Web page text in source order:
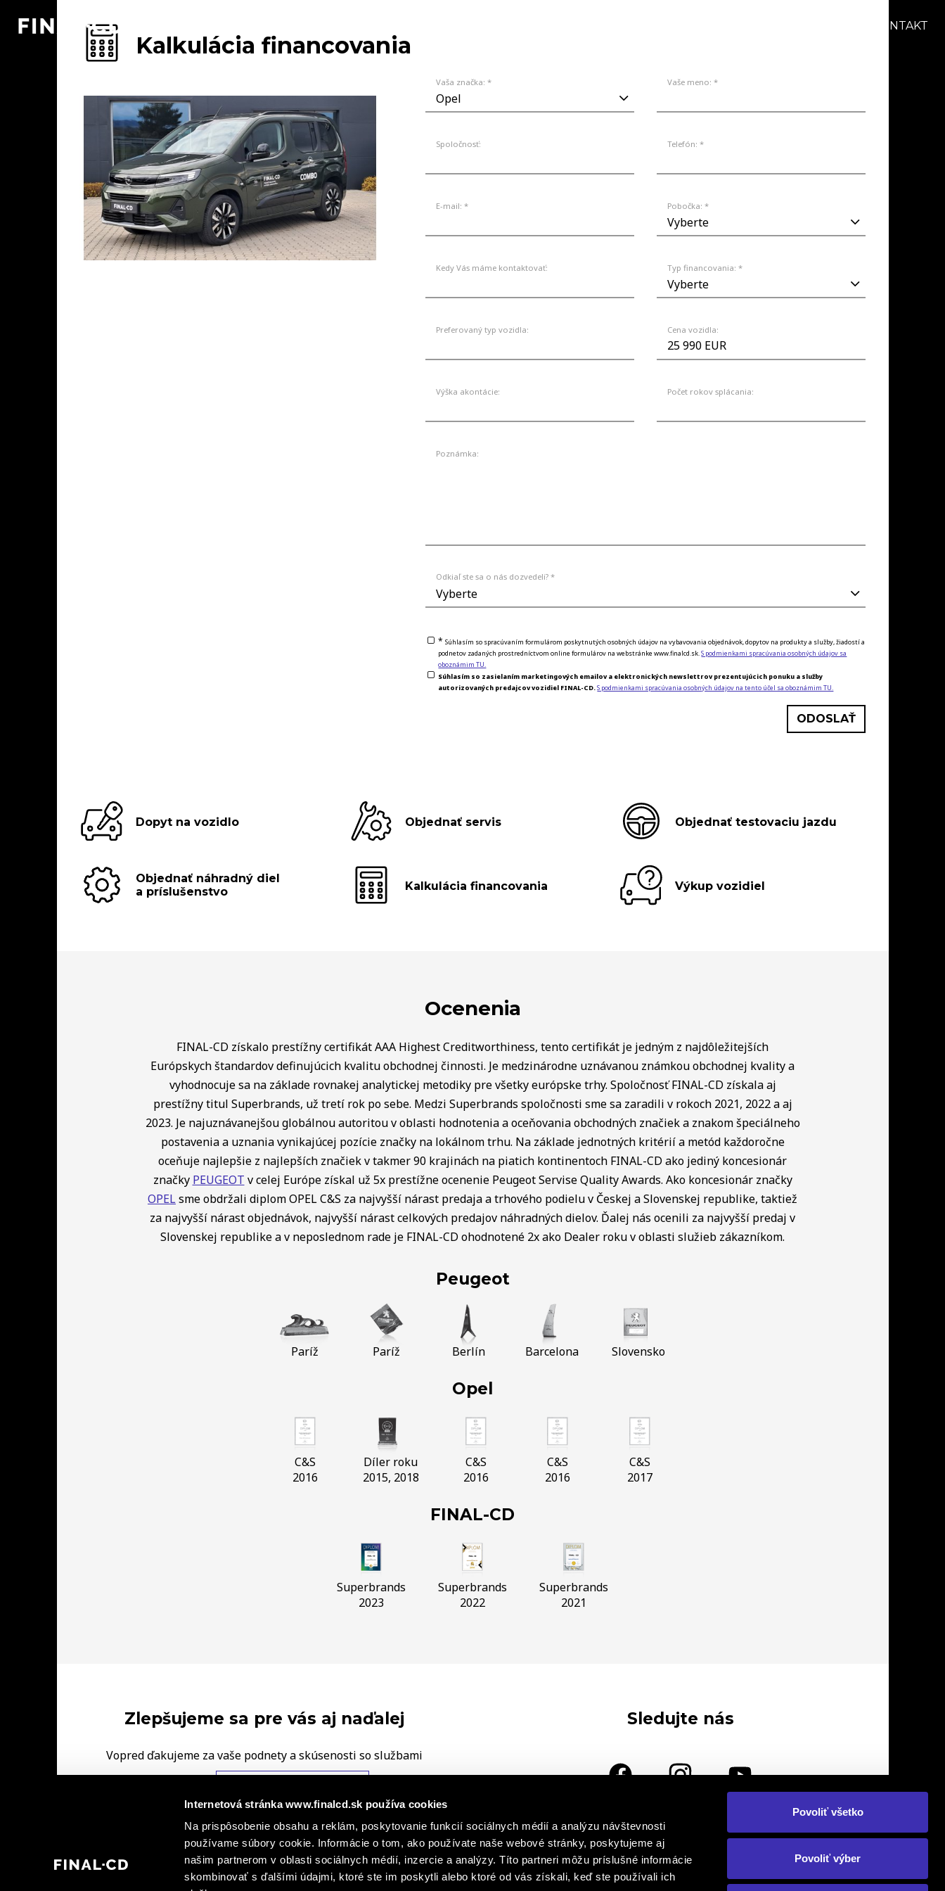
Internetová stránka www.finalcd.sk používa cookies
Na prispôsobenie obsahu a reklám, poskytovanie funkcií sociálnych médií a analýzu návštevnosti
používame súbory cookie. Informácie o tom, ako používate naše webové stránky, poskytujeme aj
našim partnerom v oblasti sociálnych médií, inzercie a analýzy. Títo partneri môžu príslušné informácie
skombinovať s ďalšími údajmi, ktoré ste im poskytli alebo ktoré od vás získali, keď ste používali ich
Povoliť všetko
Povoliť výber
KONTAKT
Kalkulácia financovania
Vaša značka: * Vaše meno: *
Spoločnosť: Telefón: *
E-mail: * Pobočka: *
Kedy Vás máme kontaktovať: Typ financovania: *
Preferovaný typ vozidla: Cena vozidla:
Výška akontácie: Počet rokov splácania:
Poznámka:
Odkiaľ ste sa o nás dozvedeli? *
*Súhlasím so spracúvaním formulárom poskytnutých osobných údajov na vybavovania objednávok, dopytov na produkty a služby, žiadostí a
podnetov zadaných prostredníctvom online formulárov na webstránke www.finalcd.sk.S podmienkami spracúvania osobných údajov sa
oboznámim TU.
Súhlasím so zasielaním marketingových emailov a elektronických newslettrov prezentujúcich ponuku a služby
autorizovaných predajcov vozidiel FINAL-CD. S podmienkami spracúvania osobných údajov na tento účel sa oboznámim TU.
Dopyt na vozidlo Objednať servis Objednať testovaciu jazdu
Objednať náhradný diel
a príslušenstvo
Kalkulácia financovania Výkup vozidiel
Ocenenia
FINAL-CD získalo prestížny certifikát AAA Highest Creditworthiness, tento certifikát je jedným z najdôležitejších
Európskych štandardov definujúcich kvalitu obchodnej činnosti. Je medzinárodne uznávanou známkou obchodnej kvality a
vyhodnocuje sa na základe rovnakej analytickej metodiky pre všetky európske trhy. Spoločnosť FINAL-CD získala aj
prestížny titul Superbrands, už tretí rok po sebe. Medzi Superbrands spoločnosti sme sa zaradili v rokoch 2021, 2022 a aj
2023. Je najuznávanejšou globálnou autoritou v oblasti hodnotenia a oceňovania obchodných značiek a znakom špeciálneho
postavenia a uznania vynikajúcej pozície značky na lokálnom trhu. Na základe jednotných kritérií a metód každoročne
oceňuje najlepšie z najlepších značiek v takmer 90 krajinách na piatich kontinentoch FINAL-CD ako jediný koncesionár
značky PEUGEOT v celej Európe získal už 5x prestížne ocenenie Peugeot Servise Quality Awards. Ako koncesionár značky
OPELsme obdržali diplom OPEL C&S za najvyšší nárast predaja a trhového podielu v Českej a Slovenskej republike, taktiež
za najvyšší nárast objednávok, najvyšší nárast celkových predajov náhradných dielov. Ďalej nás ocenili za najvyšší predaj v
Slovenskej republike a v neposlednom rade je FINAL-CD ohodnotené 2x ako Dealer roku v oblasti služieb zákazníkom.
Peugeot
Paríž Paríž Berlín Barcelona Slovensko
Opel
C&S
2016
Díler roku
2015, 2018
C&S
2016
C&S
2016
C&S
2017
FINAL-CD
Superbrands
2023
Superbrands
2022
Superbrands
2021
Zlepšujeme sa pre vás aj naďalej
Vopred ďakujeme za vaše podnety a skúsenosti so službami
FINAL‑CD.
Ochrana osobných údajov |Informácie o kamerových záznamoch|Základné časti
dohody spoločných prevádzkovateľov|Informácie o súboroch cookies
Sledujte nás
alebo nás navštívte osobne